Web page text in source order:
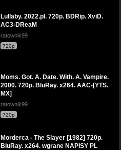
Lullaby. 2022.pl. 720p. BDRip. XviD.
AC3-DReaM
ratownik99
720p
Moms. Got. A. Date. With. A. Vampire.
2000. 720p. BluRay. x264. AAC-[YTS.
MX]
ratownik99
720p
Morderca - The Slayer [1982] 720p.
BluRay. x264. wgrane NAPISY PL